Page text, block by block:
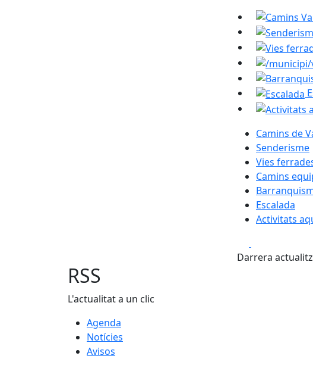
Camins de
Senderisme
Vies
Camins
Escalada
Activitats
Darrera
RSS
L'actualitat a un clic
Agenda
Notícies
Avisos